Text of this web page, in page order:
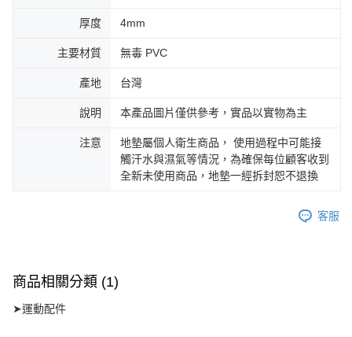
易，需依本服務之必要範圍內提供個人資料，並將交易相關給付款項請求債
２．關於個人資料處理事宜，請瀏覽以下網址：
３．未成年的使用者請事先徵得法定代理人或監護人之同意方可使用
時審查核予不同之上限額度；若仍有額度不足之情形，本公司將視審查結果
請求用戶進行身份認證。
５．嚴禁一人註冊多個帳號或使用他人資訊註冊。若發現惡意使用之情形，
恩沛科技股份有限公司將有權停止該用戶之使用額度並採取法律行動。
厚度 4mm
主要材質 無毒 PVC
產地 台灣
說明 本產品圖片僅供參考，實品以實物為主
注意
地墊屬個人衛生商品， 使用過程中可能接
觸汗水與濕氣等情況，為確保每位顧客收到
全新未使用商品，地墊一經拆封恕不退換
客服
商品相關分類 (1)
➤運動配件